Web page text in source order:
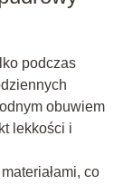
podczas
obuwiem
lekkości i
co